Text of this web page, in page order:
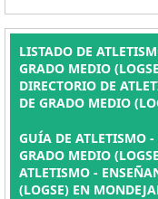
LISTADO DE
GRADO MEDIO
DIRECTORIO DE
DE GRADO MEDIO
GUÍA DE ATLETISMO -
GRADO MEDIO
ATLETISMO -
(LOGSE) EN